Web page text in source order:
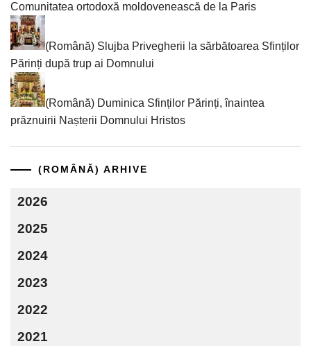
Comunitatea ortodoxă moldovenească de la Paris
(Română) Slujba Privegherii la sărbătoarea Sfinților
Părinți după trup ai Domnului
(Română) Duminica Sfinților Părinți, înaintea
prăznuirii Nașterii Domnului Hristos
(ROMÂNĂ) ARHIVE
2026
2025
2024
2023
2022
2021